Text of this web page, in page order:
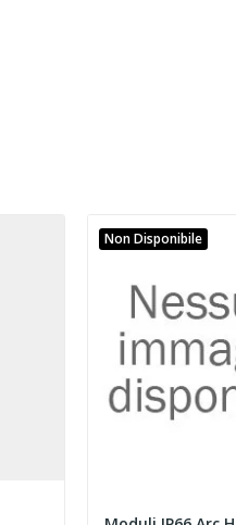
Non Disponibile